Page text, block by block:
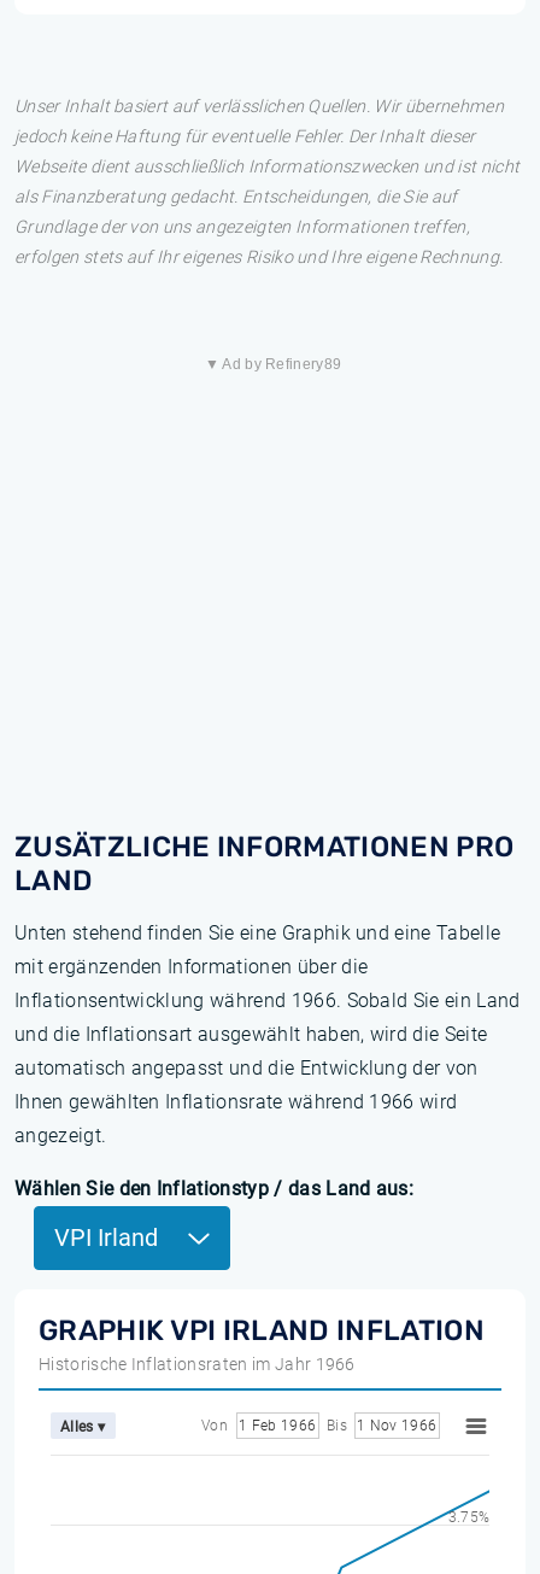
Unser Inhalt basiert auf verlässlichen Quellen. Wir übernehmen
jedoch keine Haftung für eventuelle Fehler. Der Inhalt dieser
Webseite dient ausschließlich Informationszwecken und ist nicht
als Finanzberatung gedacht. Entscheidungen, die Sie auf
Grundlage der von uns angezeigten Informationen treffen,
erfolgen stets auf Ihr eigenes Risiko und Ihre eigene Rechnung.
▼ Ad by Refinery89
ZUSÄTZLICHE INFORMATIONEN PRO
LAND
Unten stehend finden Sie eine Graphik und eine Tabelle
mit ergänzenden Informationen über die
Inflationsentwicklung während 1966. Sobald Sie ein Land
und die Inflationsart ausgewählt haben, wird die Seite
automatisch angepasst und die Entwicklung der von
Ihnen gewählten Inflationsrate während 1966 wird
angezeigt.
Wählen Sie den Inflationstyp / das Land aus:
VPI Irland
GRAPHIK VPI IRLAND INFLATION
Historische Inflationsraten im Jahr 1966
Alles ▾ Von 1 Feb 1966 Bis 1 Nov 1966
3.75%